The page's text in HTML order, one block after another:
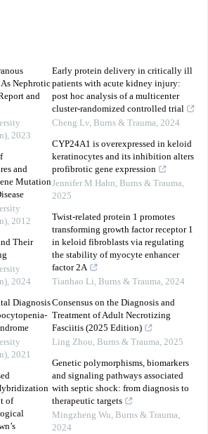
Nephrotic
and
, 2023
and
Mutation
, 2012
Their
, 2024
Diagnosis
, 2021
of
Early protein delivery in critically ill
patients with acute kidney injury:
post hoc analysis of a multicenter
cluster-randomized controlled trial
Cheng Lv, Burns & Trauma, 2024
CYP24A1 is overexpressed in keloid
keratinocytes and its inhibition alters
profibrotic gene expression
Jennifer M Hahn, Burns & Trauma,
2025
Twist-related protein 1 promotes
transforming growth factor receptor 1
in keloid fibroblasts via regulating
the stability of myocyte enhancer
factor 2A
Tianhao Li, Burns & Trauma, 2024
Consensus on the Diagnosis and
Treatment of Adult Necrotizing
Fasciitis (2025 Edition)
Ling Zhou, Burns & Trauma, 2025
Genetic polymorphisms, biomarkers
and signaling pathways associated
with septic shock: from diagnosis to
therapeutic targets
Mingzheng Wu, Burns & Trauma,
2024